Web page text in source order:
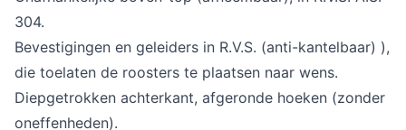
304.
Bevestigingen en geleiders in R.V.S. (anti-kantelbaar) ),
die toelaten de roosters te plaatsen naar wens.
Diepgetrokken achterkant, afgeronde hoeken (zonder
oneffenheden).